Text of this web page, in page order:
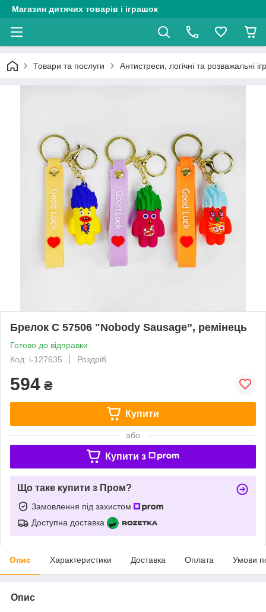
Магазин дитячих товарів і іграшок
Товари та послуги Антистреси, логічні та розважальні
Брелок C 57506 "Nobody Sausage”, ремінець
Готово до відправки
Код: i-127635
Роздріб
594 ₴
Купити
або
Купити з
Що таке купити з Пром?
Замовлення під захистом
Доступна доставка
Опис Характеристики Доставка Оплата Умови
Опис